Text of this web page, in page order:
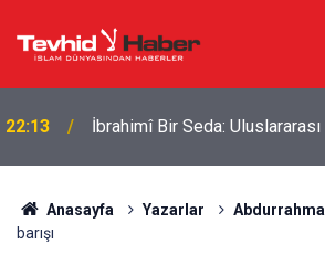
22:13 İbrahimî Bir Seda:
Anasayfa Yazarlar
barışı